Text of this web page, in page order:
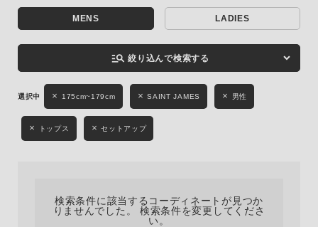
キーワード
性別
MENS LADIES KIDS
MENS LADIES
manage_search 絞り込んで検索する
175cm~179cm SAINT JAMES 男性
トップス セットアップ
検索条件に該当するコーディネートが見つか
りませんでした。 検索条件を変更してくださ
い。